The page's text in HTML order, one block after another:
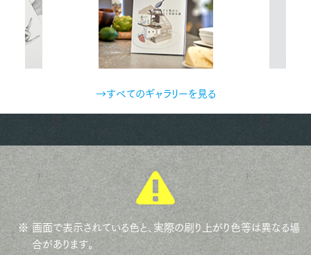
→すべてのギャラリーを見る
※ 画面で表示されている色と、実際の刷り上がり色等は異なる場
合があります。